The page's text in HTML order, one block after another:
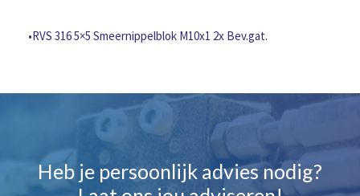
M10x1
•RVS 316 5×5 Smeernippelblok M10x1 2x Bev.gat.
Heb je persoonlijk advies nodig?